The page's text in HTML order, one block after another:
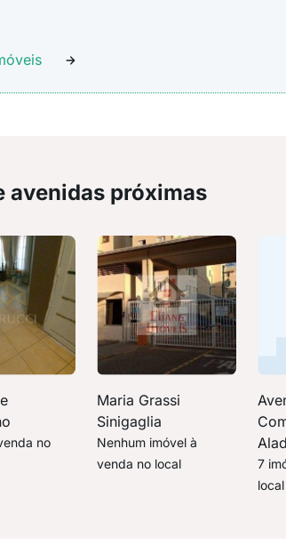
avenidas próximas
no
Maria Grassi
Sinigaglia
Nenhum imóvel à
venda no local
7
local